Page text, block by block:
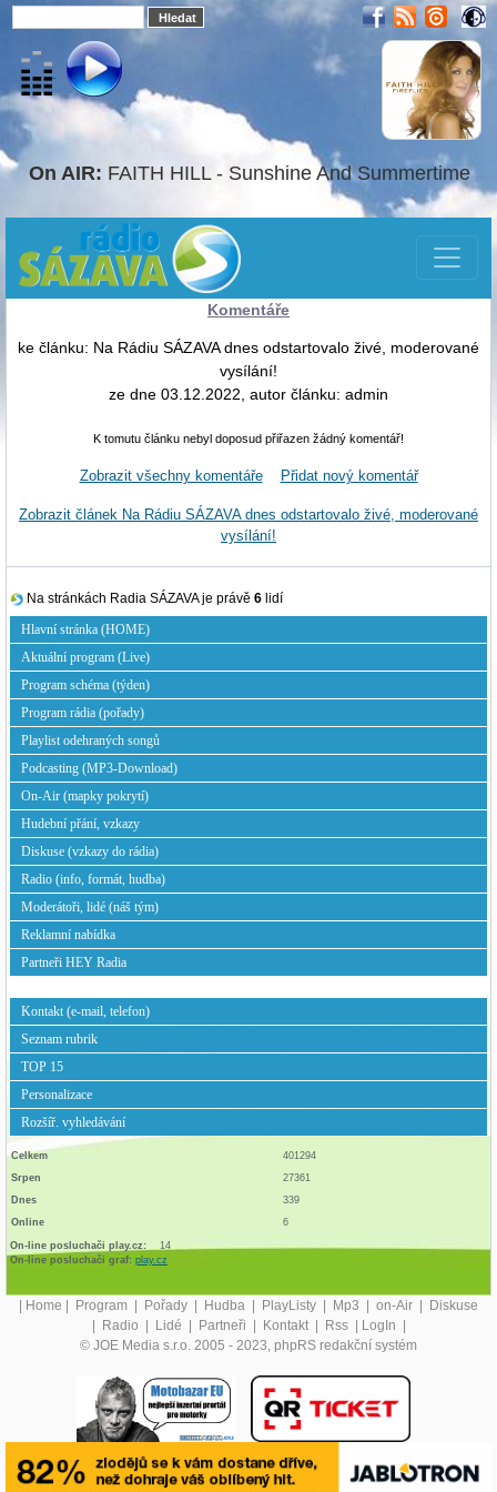
On AIR: FAITH HILL - Sunshine And Summertime
Komentáře
ke článku: Na Rádiu SÁZAVA dnes odstartovalo živé, moderované
vysílání!
ze dne 03.12.2022, autor článku: admin
K tomutu článku nebyl doposud přiřazen žádný komentář!
Zobrazit všechny komentáře Přidat nový komentář
Zobrazit článek Na Rádiu SÁZAVA dnes odstartovalo živé, moderované
vysílání!
Na stránkách Radia SÁZAVA je právě 6 lidí
Hlavní stránka (HOME)
Aktuální program (Live)
Program schéma (týden)
Program rádia (pořady)
Playlist odehraných songů
Podcasting (MP3-Download)
On-Air (mapky pokrytí)
Hudební přání, vzkazy
Diskuse (vzkazy do rádia)
Radio (info, formát, hudba)
Moderátoři, lidé (náš tým)
Reklamní nabídka
Partneři HEY Radia
Kontakt (e-mail, telefon)
Seznam rubrik
TOP 15
Personalizace
Rozšíř. vyhledávání
Celkem
401294
Srpen
27361
Dnes
339
Online
6
On-line posluchači play.cz:
14
On-line posluchači graf: play.cz
| Home | Program | Pořady | Hudba | PlayListy | Mp3 | on-Air | Diskuse
| Radio | Lidé | Partneři | Kontakt | Rss | LogIn |
© JOE Media s.r.o. 2005 - 2023, phpRS redakční systém